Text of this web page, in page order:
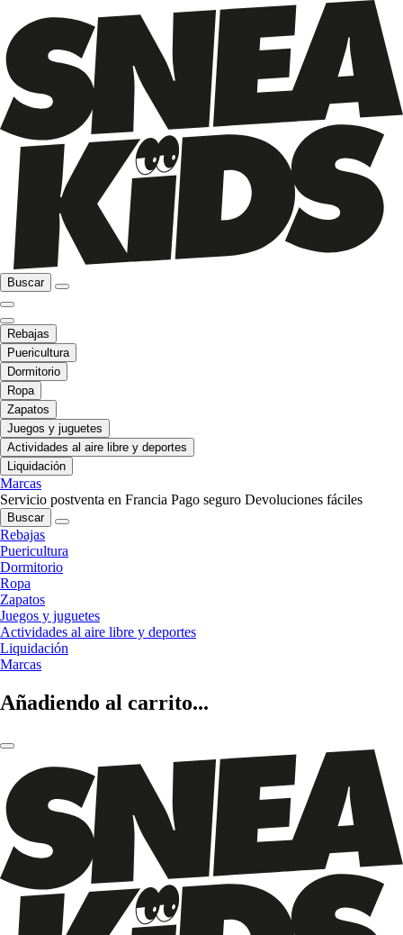
Buscar
Rebajas
Puericultura
Dormitorio
Ropa
Zapatos
Juegos y juguetes
Actividades al aire libre y deportes
Liquidación
Marcas
Servicio postventa en Francia Pago seguro Devoluciones fáciles
Buscar
Rebajas
Puericultura
Dormitorio
Ropa
Zapatos
Juegos y juguetes
Actividades al aire libre y deportes
Liquidación
Marcas
Añadiendo al carrito...